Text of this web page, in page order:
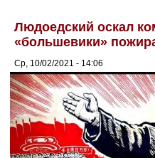
Людоедский оскал
«большевики»
Ср, 10/02/2021 - 14:06